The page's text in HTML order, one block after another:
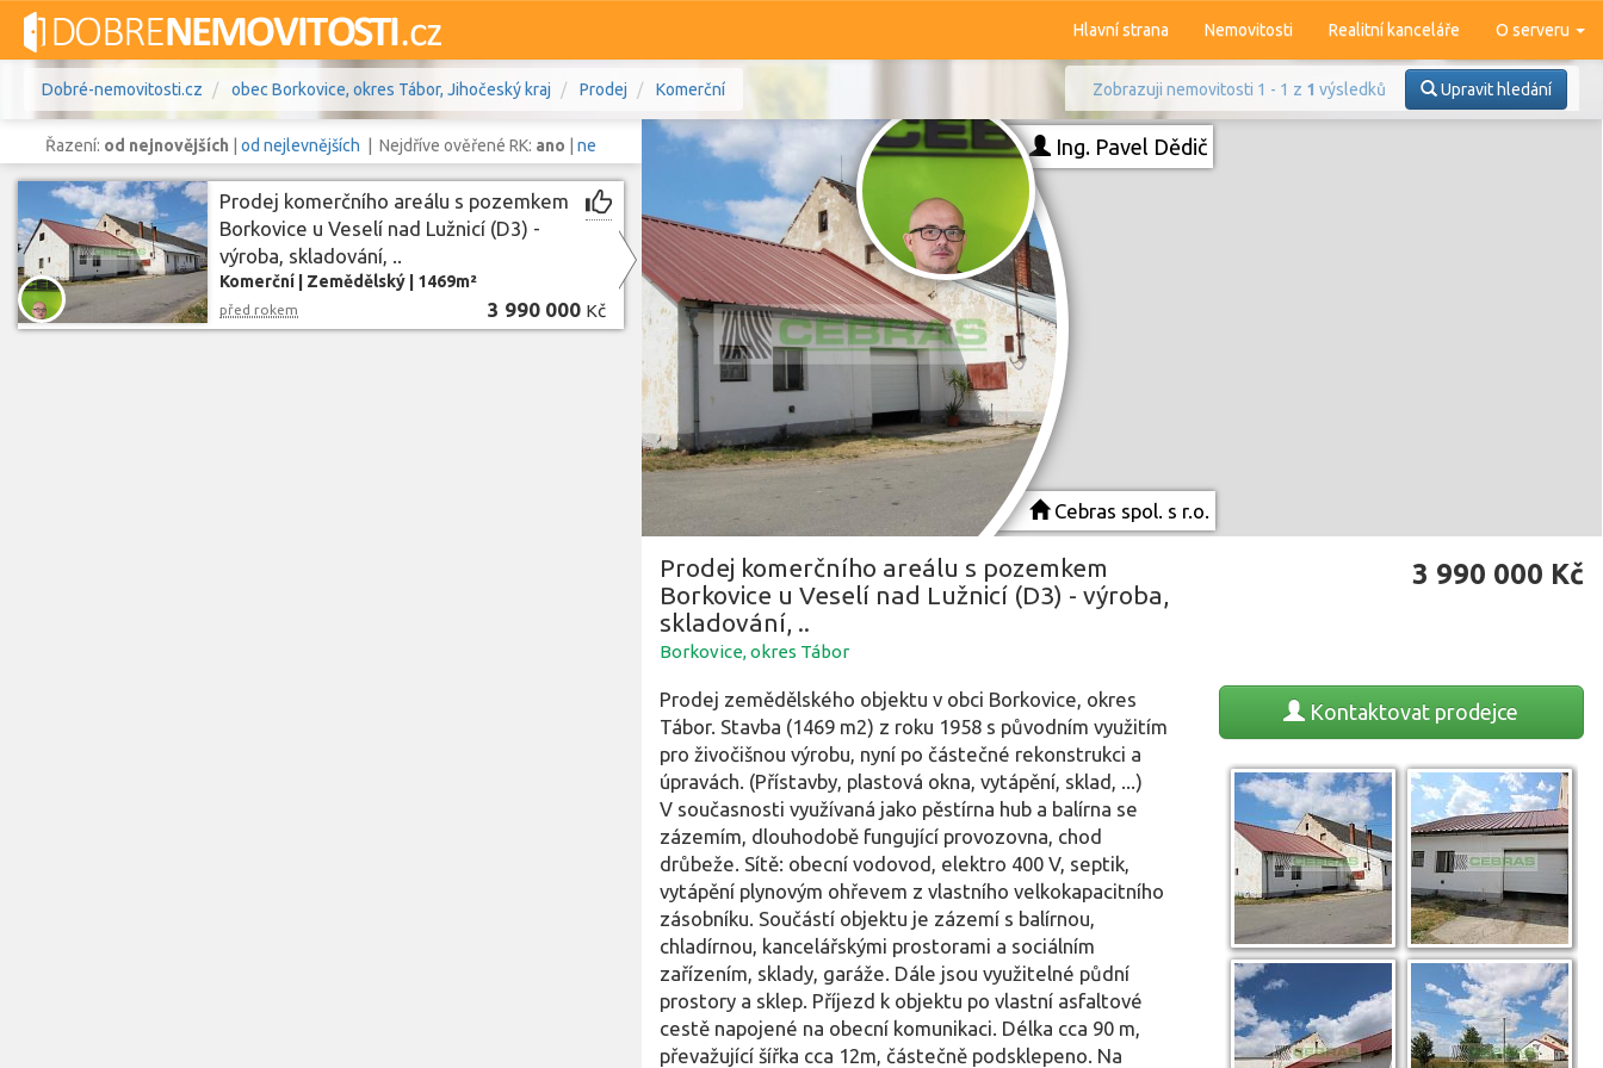
Hlavní strana Nemovitosti Realitní kanceláře O serveru
Zobrazuji nemovitosti 1 - 1 z 1 výsledků Upravit hledání
Dobré-nemovitosti.cz obec Borkovice, okres Tábor, Jihočeský kraj Prodej Komerční
Vše Byty Domy Ostatní
Lokalita obec Borkovice,okres Tábor, Jihočeský kraj
Lokalita Prodej i pronájem
Typ
Zobrazit1 240nemovitostí
Řazení: od nejnovějších od nejlevnějších | Nejdříve ověřené RK: ano ne
Prodej komerčního areálu s pozemkem
Borkovice u Veselí nad Lužnicí (D3) -
výroba, skladování, ..
Komerční Zemědělský 1469m²
před rokem 3 990 000 Kč
Ing. Pavel Dědič
Cebras spol. s r.o.
3 990 000 Kč
Prodej komerčního areálu s pozemkem
Borkovice u Veselí nad Lužnicí (D3) - výroba,
skladování, ..
Borkovice, okres Tábor
Prodej zemědělského objektu v obci Borkovice, okres
Tábor. Stavba (1469 m2) z roku 1958 s původním využitím
pro živočišnou výrobu, nyní po částečné rekonstrukci a
úpravách. (Přístavby, plastová okna, vytápění, sklad, ...)
V současnosti využívaná jako pěstírna hub a balírna se
zázemím, dlouhodobě fungující provozovna, chod
drůbeže. Sítě: obecní vodovod, elektro 400 V, septik,
vytápění plynovým ohřevem z vlastního velkokapacitního
zásobníku. Součástí objektu je zázemí s balírnou,
chladírnou, kancelářskými prostorami a sociálním
zařízením, sklady, garáže. Dále jsou využitelné půdní
prostory a sklep. Příjezd k objektu po vlastní asfaltové
cestě napojené na obecní komunikaci. Délka cca 90 m,
převažující šířka cca 12m, částečně podsklepeno. Na
Kontaktovat prodejce